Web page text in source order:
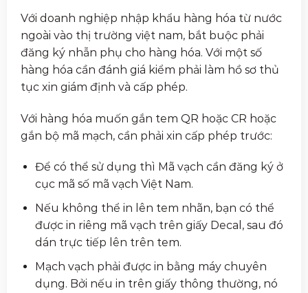
Với doanh nghiệp nhập khẩu hàng hóa từ nước
ngoài vào thị trường việt nam, bắt buộc phải
đăng ký nhẫn phụ cho hàng hóa. Với một số
hàng hóa cần đánh giá kiểm phải làm hồ sơ thủ
tục xin giám định và cấp phép.
Với hàng hóa muốn gắn tem QR hoặc CR hoặc
gắn bộ mã mạch, cần phải xin cấp phép trước:
Để có thể sử dụng thì Mã vạch cần đăng ký ở
cục mã số mã vạch Việt Nam.
Nếu không thể in lên tem nhãn, bạn có thể
được in riêng mã vạch trên giấy Decal, sau đó
dán trực tiếp lên trên tem.
Mạch vạch phải được in bằng máy chuyên
dụng. Bởi nếu in trên giấy thông thường, nó